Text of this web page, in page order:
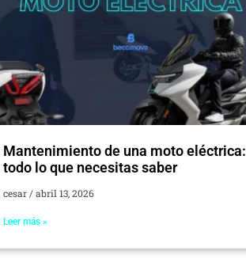
Mantenimiento de una moto eléctrica:
todo lo que necesitas saber
cesar abril 13, 2026
Leer más »